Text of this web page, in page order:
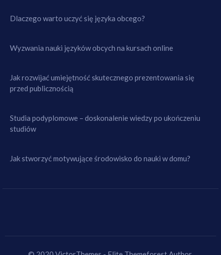
Dlaczego warto uczyć się języka obcego?
Wyzwania nauki języków obcych na kursach online
Jak rozwijać umiejętność skutecznego prezentowania się
przed publicznością
Studia podyplomowe – doskonalenie wiedzy po ukończeniu
studiów
Jak stworzyć motywujące środowisko do nauki w domu?